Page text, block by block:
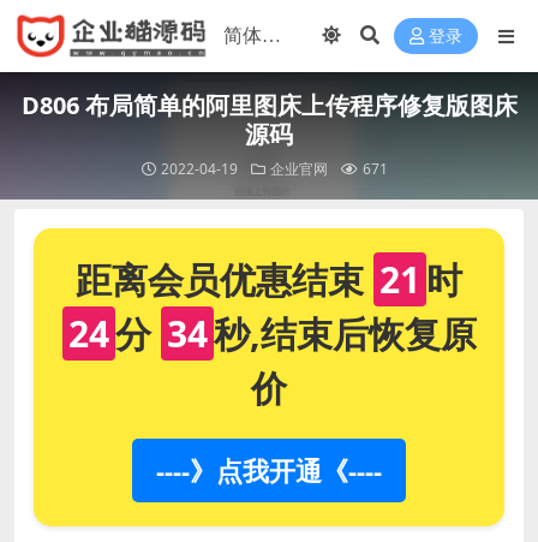
登录
D806 布局简单的阿里图床上传程序修复版图床
源码
2022-04-19 企业官网 671
距离会员优惠结束 21 时
24分 33秒,结束后恢复原
价
----》点我开通《----